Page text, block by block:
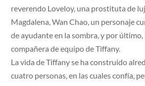
reverendo Loveloy, una prostituta de
Magdalena, Wan Chao, un personaje
de ayudante en la sombra, y por
compañera de equipo de Tiffany.
La vida de Tiffany se ha construido
cuatro personas, en las cuales confía,